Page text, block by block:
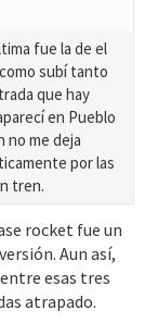
fue la de el
subí tanto
que hay
en Pueblo
no me deja
por las
tren.
rocket fue un
Aun así,
esas tres
atrapado.